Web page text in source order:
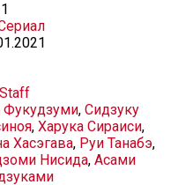
Фукудзуми, Сидзуку
, Харука Сираиси,
Хасэгава, Руи Танабэ,
Нисида, Асами